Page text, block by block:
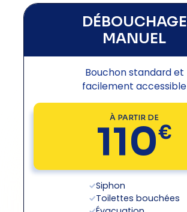
DÉBOUCHAGE
MANUEL
Bouchon standard et
facilement accessible
À PARTIR DE
110€
Siphon
Toilettes bouchées